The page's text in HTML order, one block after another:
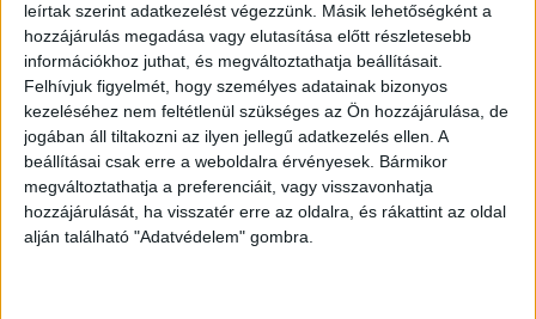
leírtak szerint adatkezelést végezzünk. Másik lehetőségként a
hozzájárulás megadása vagy elutasítása előtt részletesebb
információkhoz juthat, és megváltoztathatja beállításait.
Felhívjuk figyelmét, hogy személyes adatainak bizonyos
kezeléséhez nem feltétlenül szükséges az Ön hozzájárulása, de
jogában áll tiltakozni az ilyen jellegű adatkezelés ellen. A
beállításai csak erre a weboldalra érvényesek. Bármikor
megváltoztathatja a preferenciáit, vagy visszavonhatja
hozzájárulását, ha visszatér erre az oldalra, és rákattint az oldal
alján található "Adatvédelem" gombra.
Saját ruhakollekciót dobott piacra a
GLAMOUR
Biznisz 2025. november 14.
Könnyen kombinálható, minőségi alapdarabok letisztult
stílusban - ez volt a hazai GLAMOUR csapat elképzelése
és régóta dédelgetett álma első saját ruhakollekciójáról,
amely november 12-től...